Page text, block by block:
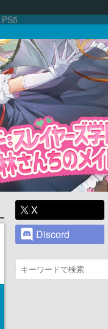
PS5
X
Discord